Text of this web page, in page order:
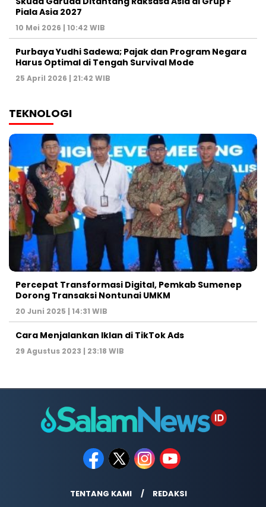
Piala Asia 2027
10 Mei 2026 | 10:42 WIB
Purbaya Yudhi Sadewa; Pajak dan Program Negara
Harus Optimal di Tengah Survival Mode
25 April 2026 | 21:42 WIB
TEKNOLOGI
Percepat Transformasi Digital, Pemkab Sumenep
Dorong Transaksi Nontunai UMKM
20 Juni 2025 | 14:31 WIB
Cara Menjalankan Iklan di TikTok Ads
29 Agustus 2023 | 23:18 WIB
TENTANG KAMI REDAKSI